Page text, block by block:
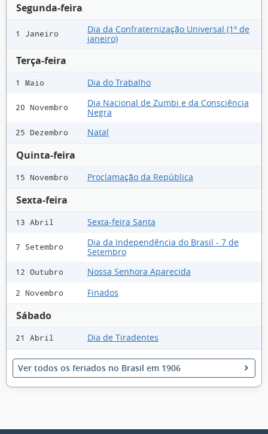
Segunda-feira
1 Janeiro
Dia da Confraternização Universal (1º de
janeiro)
Terça-feira
1 Maio Dia do Trabalho
20 Novembro
Dia Nacional de Zumbi e da Consciência
Negra
25 Dezembro Natal
Quinta-feira
15 Novembro Proclamação da República
Sexta-feira
13 Abril Sexta-feira Santa
7 Setembro
Dia da Independência do Brasil - 7 de
Setembro
12 Outubro Nossa Senhora Aparecida
2 Novembro Finados
Sábado
21 Abril Dia de Tiradentes
Ver todos os feriados no Brasil em 1906